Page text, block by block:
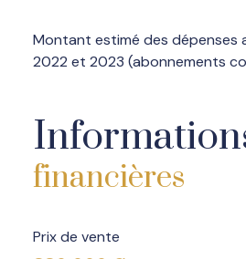
Montant estimé des dépenses
2022 et 2023 (abonnements
financières
Prix de vente